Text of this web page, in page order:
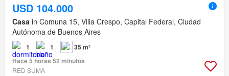
USD 104.000
Casa in Comuna 15, Villa Crespo, Capital Federal, Ciudad
Autónoma de Buenos Aires
1 1
35 m²
Hace 5 horas 52 minutos
RED SUMA